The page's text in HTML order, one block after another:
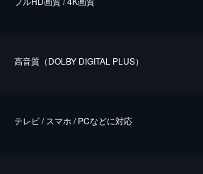
⾼⾳質（DOLBY DIGITAL PLUS）
テレビ / スマホ / PCなどに対応